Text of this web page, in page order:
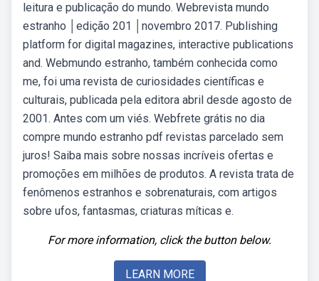
leitura e publicação do mundo. Webrevista mundo
estranho │edição 201 │novembro 2017. Publishing
platform for digital magazines, interactive publications
and. Webmundo estranho, também conhecida como
me, foi uma revista de curiosidades científicas e
culturais, publicada pela editora abril desde agosto de
2001. Antes com um viés. Webfrete grátis no dia
compre mundo estranho pdf revistas parcelado sem
juros! Saiba mais sobre nossas incríveis ofertas e
promoções em milhões de produtos. A revista trata de
fenômenos estranhos e sobrenaturais, com artigos
sobre ufos, fantasmas, criaturas míticas e.
For more information, click the button below.
LEARN MORE